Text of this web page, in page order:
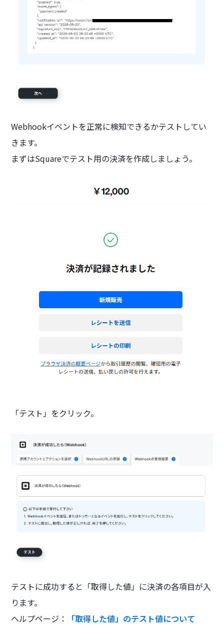
Webhookイベントを正常に検知できるかテストしてい
きます。
まずはSquareでテスト用の決済を作成しましょう。
「テスト」をクリック。
テストに成功すると「取得した値」に決済の各項目が入
ります。
ヘルプページ：
「取得した値」のテスト値について